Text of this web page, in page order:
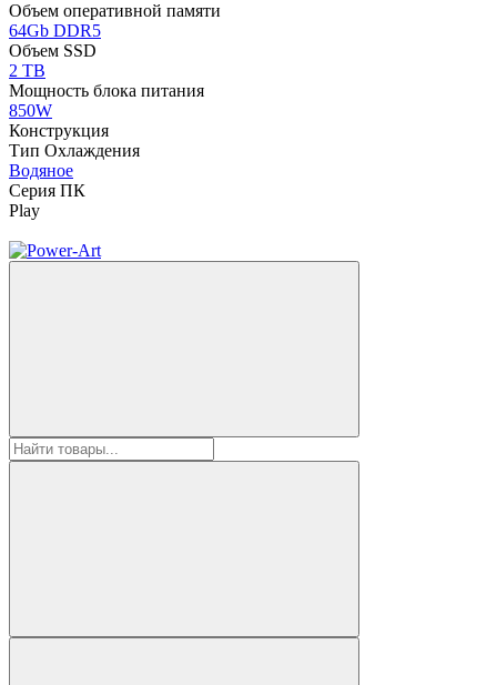
Объем оперативной памяти
64Gb DDR5
Объем SSD
2 TB
Мощность блока питания
850W
Конструкция
Тип Охлаждения
Водяное
Серия ПК
Play